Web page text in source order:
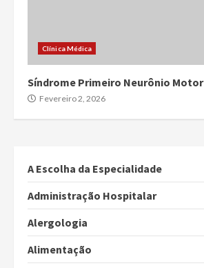
Clínica Médica
Síndrome Primeiro Neurônio Motor
Fevereiro 2, 2026
A Escolha da Especialidade
Administração Hospitalar
Alergologia
Alimentação